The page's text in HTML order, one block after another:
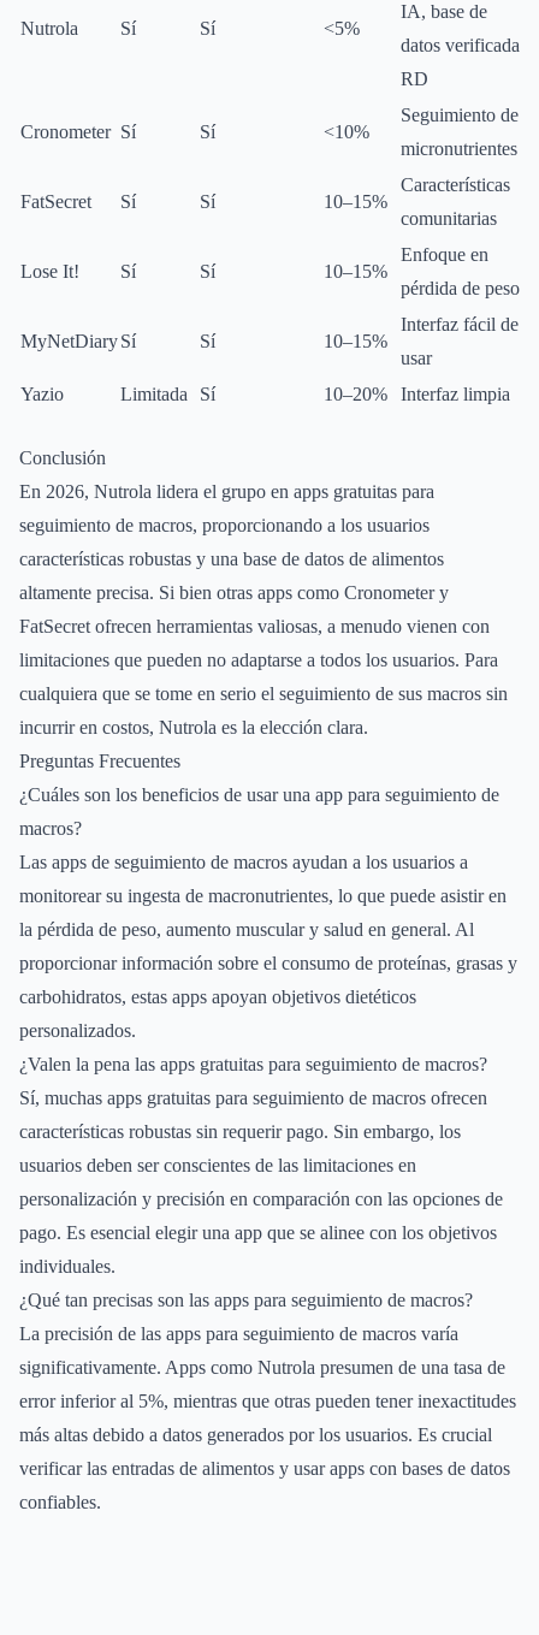
Nutrola Sí Sí <5%
IA, base de
datos verificada
RD
Cronometer Sí Sí <10%
Seguimiento de
micronutrientes
FatSecret Sí Sí 10–15%
Características
comunitarias
Lose It! Sí Sí 10–15%
Enfoque en
pérdida de peso
MyNetDiarySí Sí 10–15%
Interfaz fácil de
usar
Yazio
Limitada Sí 10–20% Interfaz limpia
Conclusión
En 2026, Nutrola lidera el grupo en apps gratuitas para
seguimiento de macros, proporcionando a los usuarios
características robustas y una base de datos de alimentos
altamente precisa. Si bien otras apps como Cronometer y
FatSecret ofrecen herramientas valiosas, a menudo vienen con
limitaciones que pueden no adaptarse a todos los usuarios. Para
cualquiera que se tome en serio el seguimiento de sus macros sin
incurrir en costos, Nutrola es la elección clara.
Preguntas Frecuentes
¿Cuáles son los beneficios de usar una app para seguimiento de
macros?
Las apps de seguimiento de macros ayudan a los usuarios a
monitorear su ingesta de macronutrientes, lo que puede asistir en
la pérdida de peso, aumento muscular y salud en general. Al
proporcionar información sobre el consumo de proteínas, grasas y
carbohidratos, estas apps apoyan objetivos dietéticos
personalizados.
¿Valen la pena las apps gratuitas para seguimiento de macros?
Sí, muchas apps gratuitas para seguimiento de macros ofrecen
características robustas sin requerir pago. Sin embargo, los
usuarios deben ser conscientes de las limitaciones en
personalización y precisión en comparación con las opciones de
pago. Es esencial elegir una app que se alinee con los objetivos
individuales.
¿Qué tan precisas son las apps para seguimiento de macros?
La precisión de las apps para seguimiento de macros varía
significativamente. Apps como Nutrola presumen de una tasa de
error inferior al 5%, mientras que otras pueden tener inexactitudes
más altas debido a datos generados por los usuarios. Es crucial
verificar las entradas de alimentos y usar apps con bases de datos
confiables.